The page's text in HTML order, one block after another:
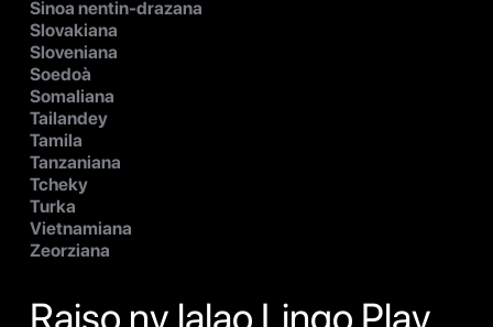
Sinoa nentin-drazana
Slovakiana
Sloveniana
Soedoà
Somaliana
Tailandey
Tamila
Tanzaniana
Tcheky
Turka
Vietnamiana
Zeorziana